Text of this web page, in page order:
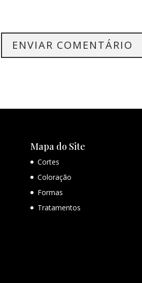
Mapa do Site
Cortes
Coloração
Formas
Tratamentos